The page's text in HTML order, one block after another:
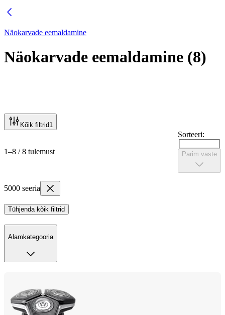
Näokarvade eemaldamine
Näokarvade eemaldamine (8)
Kõik filtrid1
1–8 / 8 tulemust
Sorteeri:
Parim vaste
5000 seeria
Tühjenda kõik filtrid
Alamkategooria